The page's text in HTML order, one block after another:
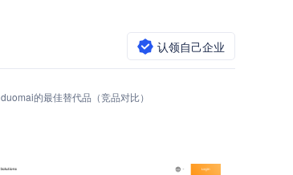
认领自己企业
duomai的最佳替代品（竞品对比）